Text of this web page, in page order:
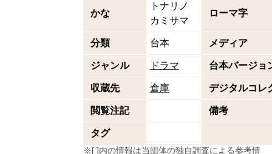
かな
トナリノ
カミサマ
ローマ字
分類 台本 メディア
ジャンル ドラマ 台本バージョ
収蔵先 倉庫 デジタルコレ
閲覧注記 備考
タグ
※[ ]内の情報は当団体の独自調査による参考情